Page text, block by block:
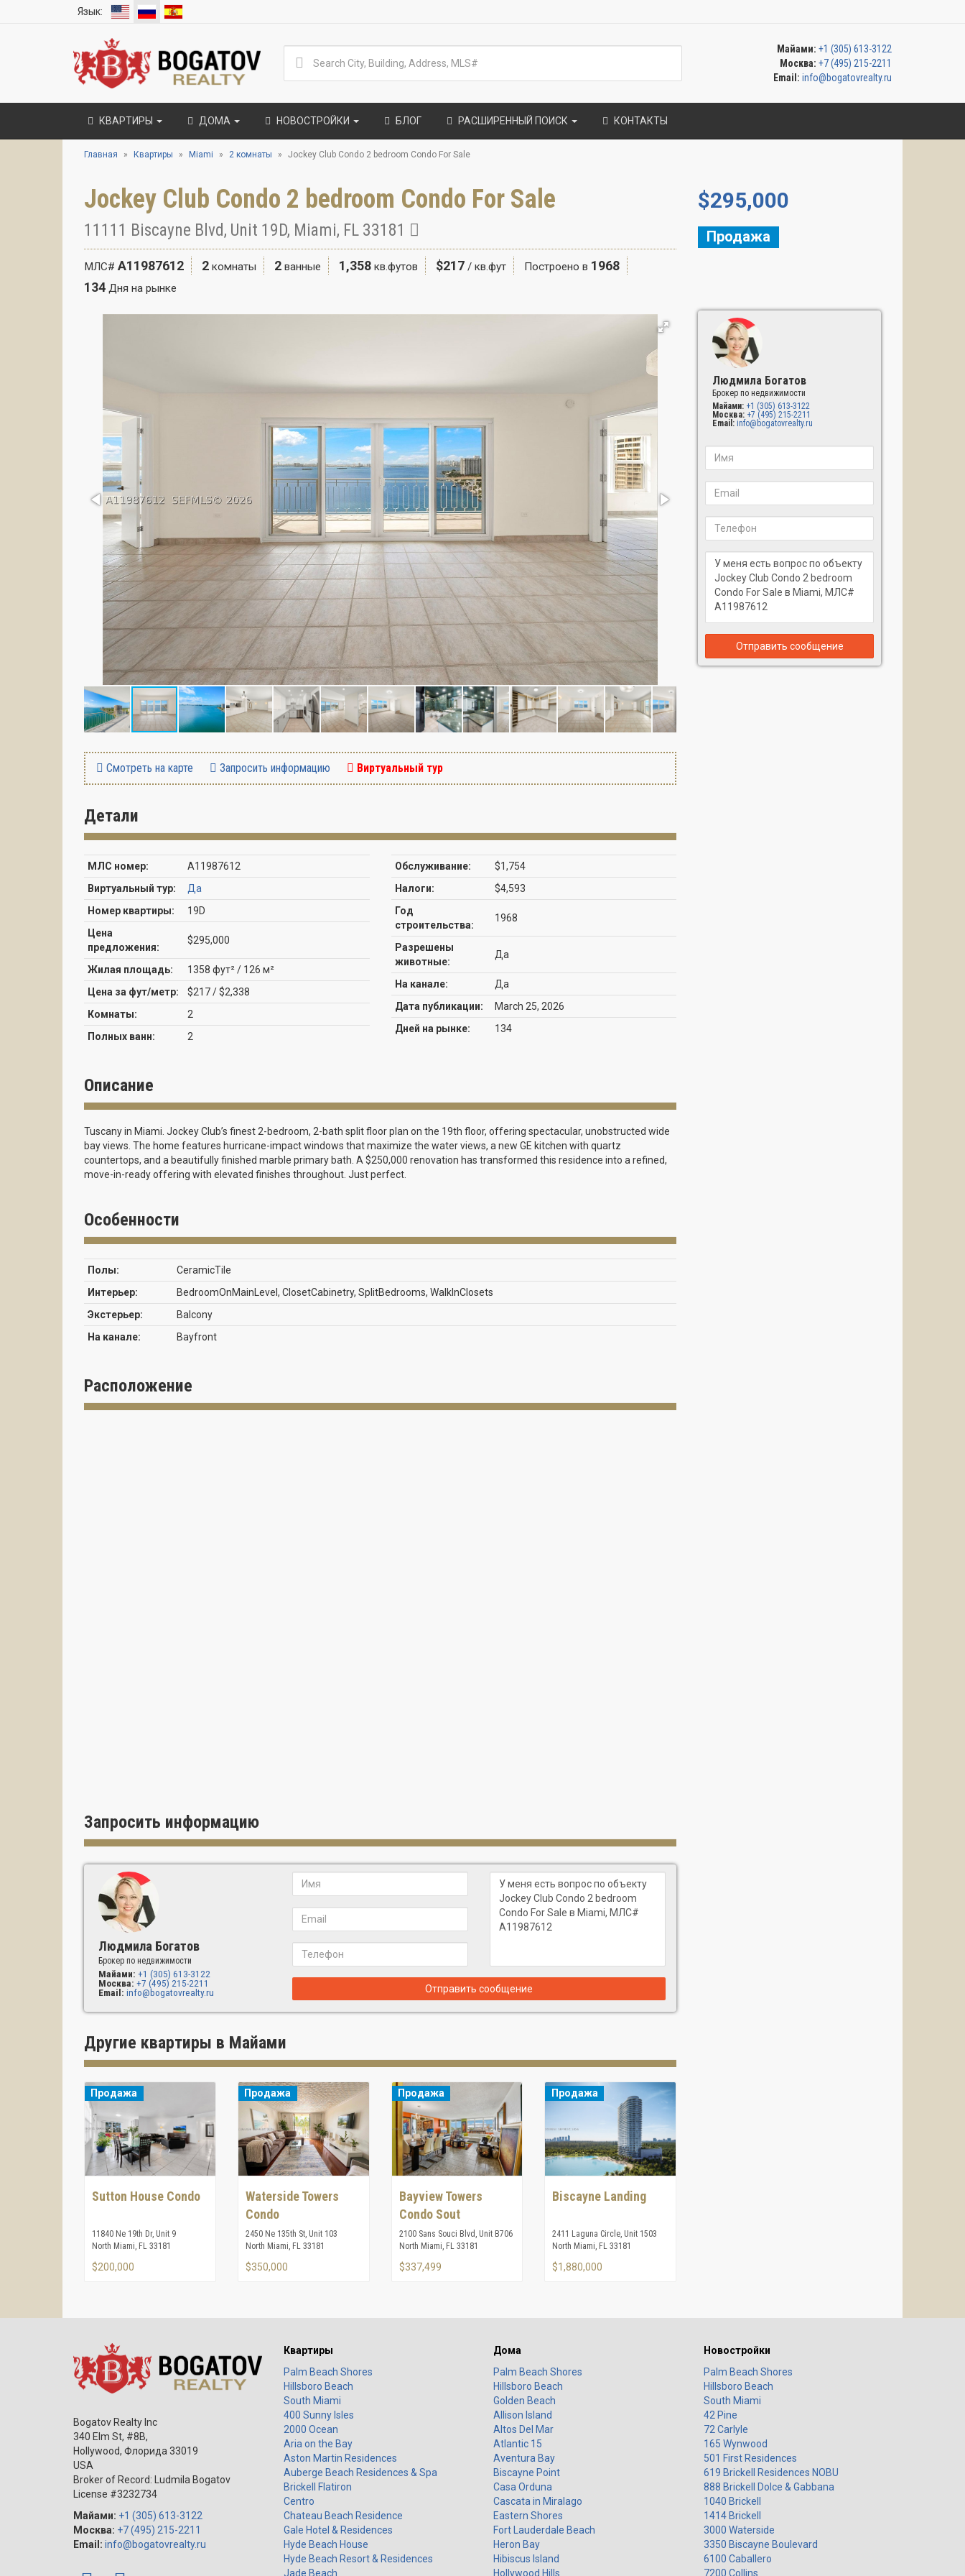
Язык:
Майами: +1 (305) 613-3122
Москва: +7 (495) 215-2211
Email: info@bogatovrealty.ru
КВАРТИРЫ ДОМА НОВОСТРОЙКИ БЛОГ РАСШИРЕННЫЙ ПОИСК КОНТАКТЫ
Главная Квартиры Miami 2 комнаты Jockey Club Condo 2 bedroom Condo For Sale
Jockey Club Condo 2 bedroom Condo For Sale
11111 Biscayne Blvd, Unit 19D, Miami, FL 33181
МЛС# A11987612 2 комнаты 2 ванные 1,358 кв.футов $217 / кв.фут Построено в 1968
134 Дня на рынке
$295,000
Продажа
Людмила Богатов
Брокер по недвижимости
Майами: +1 (305) 613-3122
Москва: +7 (495) 215-2211
Email: info@bogatovrealty.ru
Отправить сообщение
Смотреть на карте Запросить информацию Виртуальный тур
Детали
МЛС номер:
A11987612
Виртуальный тур:
Да
Номер квартиры:
19D
Цена
предложения:
$295,000
Жилая площадь:
1358 фут² / 126 м²
Цена за фут/метр:
$217 / $2,338
Комнаты:
2
Полных ванн:
2
Обслуживание:
$1,754
Налоги:
$4,593
Год
строительства:
1968
Разрешены
животные:
Да
На канале:
Да
Дата публикации:
March 25, 2026
Дней на рынке:
134
Описание
Tuscany in Miami. Jockey Club’s finest 2-bedroom, 2-bath split floor plan on the 19th floor, offering spectacular, unobstructed wide
bay views. The home features hurricane-impact windows that maximize the water views, a new GE kitchen with quartz
countertops, and a beautifully finished marble primary bath. A $250,000 renovation has transformed this residence into a refined,
move-in-ready offering with elevated finishes throughout. Just perfect.
Особенности
Полы:
CeramicTile
Интерьер:
BedroomOnMainLevel, ClosetCabinetry, SplitBedrooms, WalkInClosets
Экстерьер:
Balcony
На канале:
Bayfront
Расположение
Запросить информацию
Людмила Богатов
Брокер по недвижимости
Майами: +1 (305) 613-3122
Москва: +7 (495) 215-2211
Email: info@bogatovrealty.ru Отправить сообщение
Другие квартиры в Майами
Продажа
Sutton House Condo
11840 Ne 19th Dr, Unit 9
North Miami, FL 33181
$200,000
Продажа
Waterside Towers
Condo
2450 Ne 135th St, Unit 103
North Miami, FL 33181
$350,000
Продажа
Bayview Towers
Condo Sout
2100 Sans Souci Blvd, Unit B706
North Miami, FL 33181
$337,499
Продажа
Biscayne Landing
2411 Laguna Circle, Unit 1503
North Miami, FL 33181
$1,880,000
Bogatov Realty Inc
340 Elm St, #8B,
Hollywood, Флорида 33019
USA
Broker of Record: Ludmila Bogatov
License #3232734
Майами: +1 (305) 613-3122
Москва: +7 (495) 215-2211
Email: info@bogatovrealty.ru
Квартиры
Palm Beach Shores
Hillsboro Beach
South Miami
400 Sunny Isles
2000 Ocean
Aria on the Bay
Aston Martin Residences
Auberge Beach Residences & Spa
Brickell Flatiron
Centro
Chateau Beach Residence
Gale Hotel & Residences
Hyde Beach House
Hyde Beach Resort & Residences
Jade Beach
Дома
Palm Beach Shores
Hillsboro Beach
Golden Beach
Allison Island
Altos Del Mar
Atlantic 15
Aventura Bay
Biscayne Point
Casa Orduna
Cascata in Miralago
Eastern Shores
Fort Lauderdale Beach
Heron Bay
Hibiscus Island
Hollywood Hills
Новостройки
Palm Beach Shores
Hillsboro Beach
South Miami
42 Pine
72 Carlyle
165 Wynwood
501 First Residences
619 Brickell Residences NOBU
888 Brickell Dolce & Gabbana
1040 Brickell
1414 Brickell
3000 Waterside
3350 Biscayne Boulevard
6100 Caballero
7200 Collins